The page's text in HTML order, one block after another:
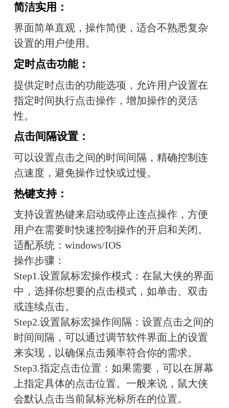
简洁实用 ：
界面简单直观，操作简便，适合不熟悉复杂
设置的用户使用。
定时点击功能：
提供定时点击的功能选项，允许用户设置在
指定时间执行点击操作，增加操作的灵活
性。
点击间隔设置：
可以设置点击之间的时间间隔，精确控制连
点速度，避免操作过快或过慢。
热键支持：
支持设置热键来启动或停止连点操作，方便
用户在需要时快速控制操作的开启和关闭。
适配系统： windows/IOS
操作步骤：
Step1.设置鼠标宏操作模式：在鼠大侠的界面
中，选择你想要的点击模式，如单击、双击
或连续点击。
Step2.设置鼠标宏操作间隔：设置点击之间的
时间间隔，可以通过调节软件界面上的设置
来实现，以确保点击频率符合你的需求。
Step3.指定点击位置：如果需要，可以在屏幕
上指定具体的点击位置。一般来说，鼠大侠
会默认点击当前鼠标光标所在的位置。